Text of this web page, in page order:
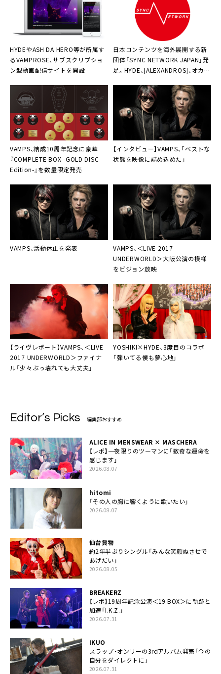
HYDEやASH DA HERO等が所属す
るVAMPROSE、サブスクリプショ
ン型動画配信サイトを開設
日本コンテンツを海外展開する新
団体「SYNC NETWORK JAPAN」発
足。HYDE、[ALEXANDROS]、オカモ
VAMPS、結成10周年記念に豪華
『COMPLETE BOX -GOLD DISC
Edition-』を数量限定発売
【インタビュー】VAMPS、「ベストな
状態を映像に詰め込めた」
VAMPS、活動休止を発表 VAMPS、＜LIVE 2017
UNDERWORLD＞大阪公演の模様
をビジョン放映
【ライヴレポート】VAMPS、＜LIVE
2017 UNDERWORLD＞ファイナ
ル「少々ぶっ壊れても大丈夫」
YOSHIKI×HYDE、3度目のコラボ
「弾いてる僕も夢心地」
Editor’s Picks 編集部おすすめ
ALICE IN MENSWEAR × MASCHERA
【レポ】一夜限りのツーマンに「数奇な運命を
感じます」
2026.08.07
hitomi
「その人の胸に響くように歌いたい」
2026.08.07
仙台貨物
約2年半ぶりシングル「みんな笑顔ぬさせで
あげだい」
2026.08.05
BREAKERZ
【レポ】19周年記念公演＜19 BOX＞に軌跡と
加速「I.K.Z.」
2026.07.31
IKUO
スラップ・オンリーの3rdアルバム発売「今の
自分をダイレクトに」
2026.07.31